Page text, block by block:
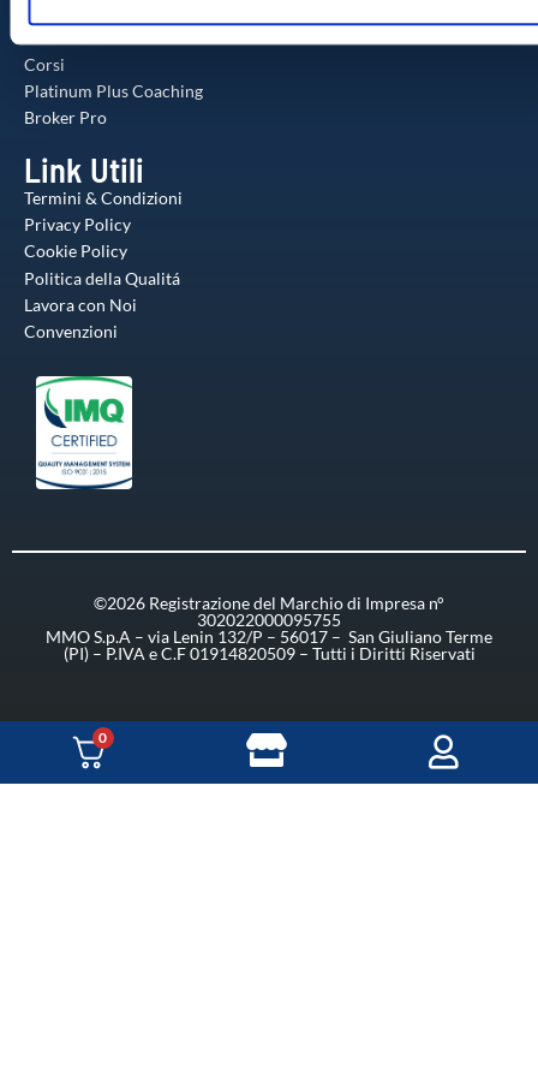
utilizzo dei loro servizi.
Corsi
Platinum Plus Coaching
Broker Pro
Link Utili
Termini & Condizioni
Privacy Policy
Cookie Policy
Politica della Qualitá
Lavora con Noi
Convenzioni
©2026 Registrazione del Marchio di Impresa n°
302022000095755
MMO S.p.A – via Lenin 132/P – 56017 – San Giuliano Terme
(PI) – P.IVA e C.F 01914820509 – Tutti i Diritti Riservati
0